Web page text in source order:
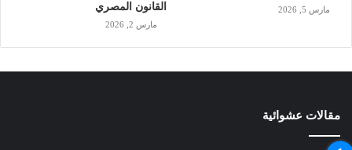
مارس 5, 2026
القانون المصري
مارس 2, 2026
مقالات عشوائية